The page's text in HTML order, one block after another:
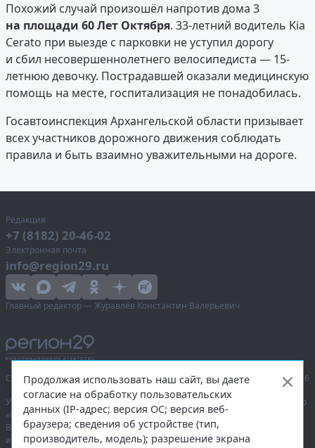
Похожий случай произошёл напротив дома 3
на площади 60 Лет Октября. 33-летний водитель Kia
Cerato при выезде с парковки не уступил дорогу
и сбил несовершеннолетнего велосипедиста — 15-
летнюю девочку. Пострадавшей оказали медицинскую
помощь на месте, госпитализация не понадобилась.
Госавтоинспекция Архангельской области призывает
всех участников дорожного движения соблюдать
правила и быть взаимно уважительными на дороге.
Редакция
+7 (8182) 20-46-02
Электронная почта
info@region29.ru
Главный редактор — Журавлёв Константин Валерьевич
Сетевое издание «Информационное агентство Регион 29»,
© 2016–2026
Учредитель — общество с ограниченной ответственностью «Агентство
«Правда Севера».
Выписка из реестра зарегистрированных средств массовой
информации:ЭЛ № ФС 77-74226от 09.11.2018 выдано Федеральной
Продолжая использовать наш сайт, вы даете
согласие на обработку пользовательских
данных (IP-адрес; версия ОС; версия веб-
браузера; сведения об устройстве (тип,
производитель, модель); разрешение экрана